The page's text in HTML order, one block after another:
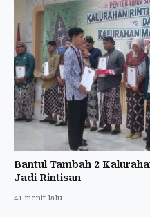
Bantul Tambah 2
Jadi Rintisan
41 menit lalu